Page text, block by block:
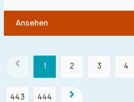
Ansehen
1 2 3 4
443 444